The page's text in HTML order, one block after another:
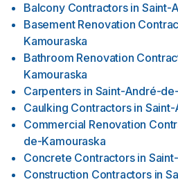
Balcony Contractors in Saint-
Basement Renovation
Kamouraska
Bathroom Renovation
Kamouraska
Carpenters in Saint-André-
Caulking Contractors in
Commercial Renovation
de-Kamouraska
Concrete Contractors in
Construction Contractors in